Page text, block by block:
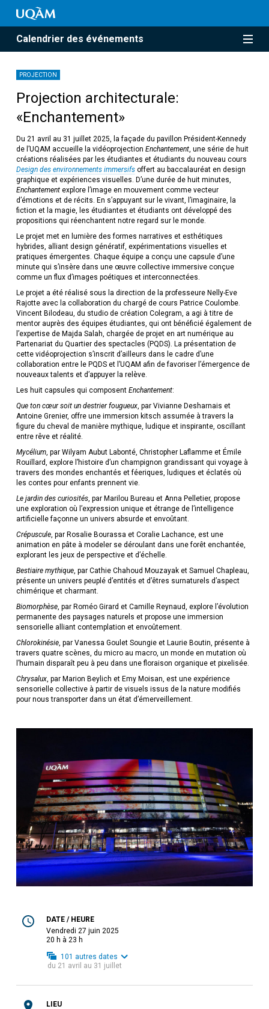
Calendrier des événements
PROJECTION
Projection architecturale:
«Enchantement»
Du 21 avril au 31 juillet 2025, la façade du pavillon Président-Kennedy
de l’UQAM accueille la vidéoprojection Enchantement, une série de huit
créations réalisées par les étudiantes et étudiants du nouveau cours
Design des environnements immersifsoffert au baccalauréat en design
graphique et expériences visuelles. D’une durée de huit minutes,
Enchantement explore l’image en mouvement comme vecteur
d’émotions et de récits. En s’appuyant sur le vivant, l’imaginaire, la
fiction et la magie, les étudiantes et étudiants ont développé des
propositions qui réenchantent notre regard sur le monde.
Le projet met en lumière des formes narratives et esthétiques
hybrides, alliant design génératif, expérimentations visuelles et
pratiques émergentes. Chaque équipe a conçu une capsule d’une
minute qui s’insère dans une œuvre collective immersive conçue
comme un flux d’images poétiques et interconnectées.
Le projet a été réalisé sous la direction de la professeure Nelly-Eve
Rajotte avec la collaboration du chargé de cours Patrice Coulombe.
Vincent Bilodeau, du studio de création Colegram, a agi à titre de
mentor auprès des équipes étudiantes, qui ont bénéficié également de
l’expertise de Majda Salah, chargée de projet en art numérique au
Partenariat du Quartier des spectacles (PQDS). La présentation de
cette vidéoprojection s’inscrit d’ailleurs dans le cadre d’une
collaboration entre le PQDS et l’UQAM afin de favoriser l’émergence de
nouveaux talents et d’appuyer la relève.
Les huit capsules qui composent Enchantement:
Que ton cœur soit un destrier fougueux, par Vivianne Desharnais et
Antoine Grenier, offre une immersion kitsch assumée à travers la
figure du cheval de manière mythique, ludique et inspirante, oscillant
entre rêve et réalité.
Mycélium, par Wilyam Aubut Labonté, Christopher Laflamme et Émile
Rouillard, explore l’histoire d’un champignon grandissant qui voyage à
travers des mondes enchantés et féeriques, ludiques et éclatés où
les contes pour enfants prennent vie.
Le jardin des curiosités, par Marilou Bureau et Anna Pelletier, propose
une exploration où l’expression unique et étrange de l’intelligence
artificielle façonne un univers absurde et envoûtant.
Crépuscule, par Rosalie Bourassa et Coralie Lachance, est une
animation en pâte à modeler se déroulant dans une forêt enchantée,
explorant les jeux de perspective et d’échelle.
Bestiaire mythique, par Cathie Chahoud Mouzayak et Samuel Chapleau,
présente un univers peuplé d’entités et d’êtres surnaturels d’aspect
chimérique et charmant.
Biomorphèse, par Roméo Girard et Camille Reynaud, explore l’évolution
permanente des paysages naturels et propose une immersion
sensorielle alliant contemplation et envoûtement.
Chlorokinésie, par Vanessa Goulet Soungie et Laurie Boutin, présente à
travers quatre scènes, du micro au macro, un monde en mutation où
l’humain disparaît peu à peu dans une floraison organique et pixelisée.
Chrysalux, par Marion Beylich et Emy Moisan, est une expérience
sensorielle collective à partir de visuels issus de la nature modifiés
pour nous transporter dans un état d’émerveillement.
DATE / HEURE
vendredi 27 juin 2025
20 h à 23 h
101 autres dates
du 21 avril au 31 juillet
LIEU